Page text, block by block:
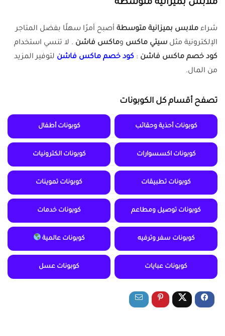
ملابس بميزانية متوسطة
شراء ملابس بميزانية متوسطة أصبح أمرًا سهلًا بفضل المتاجر
الإلكترونية مثل سيتي ماكس وماكس فاشن . لا تنسي استخدام
كود خصم ماكس فاشن : كود خصم ماكس فاشن لتوفير المزيد
من المال.
تصفح أقسام كل الكوبونات
كوبونات أحذية وحقائب كوبونات أطفال
كوبونات اكسسوارات كوبونات الكترونيات
كوبونات تطبيقات كوبونات تموينات
كوبونات توصيل ومطاعم كوبونات خدمات
كوبونات سفر وترفيه كوبونات عالمية
كوبونات عبايات كوبونات عسل